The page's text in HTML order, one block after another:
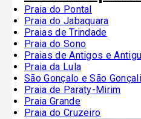
Praia do Pontal
Praia do Jabaquara
Praias de Trindade
Praia do Sono
Praias de Antigos e
Praia da Lula
São Gonçalo e São
Praia de Paraty-Mirim
Praia Grande
Praia do Cruzeiro